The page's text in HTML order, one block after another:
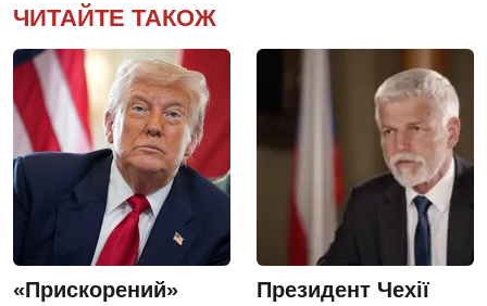
ЧИТАЙТЕ ТАКОЖ
«Прискорений»
Президент Чехії